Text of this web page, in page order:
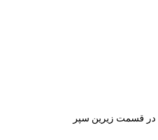
قسمت زیرین سپر